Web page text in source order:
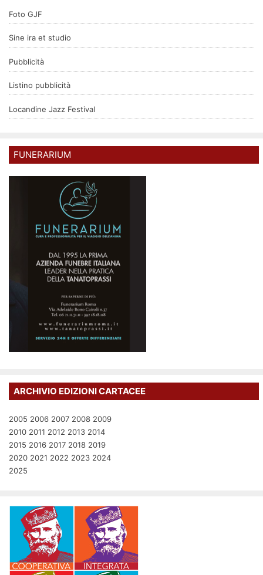
Foto GJF
Sine ira et studio
Pubblicità
Listino pubblicità
Locandine Jazz Festival
FUNERARIUM
ARCHIVIO EDIZIONI CARTACEE
2005 2006 2007 2008 2009
2010 2011 2012 2013 2014
2015 2016 2017 2018 2019
2020 2021 2022 2023 2024
2025